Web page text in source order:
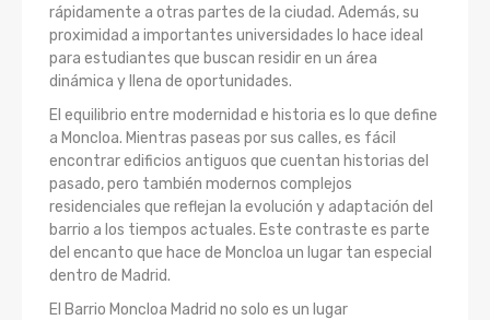
rápidamente a otras partes de la ciudad. Además, su
proximidad a importantes universidades lo hace ideal
para estudiantes que buscan residir en un área
dinámica y llena de oportunidades.
El equilibrio entre modernidad e historia es lo que define
a Moncloa. Mientras paseas por sus calles, es fácil
encontrar edificios antiguos que cuentan historias del
pasado, pero también modernos complejos
residenciales que reflejan la evolución y adaptación del
barrio a los tiempos actuales. Este contraste es parte
del encanto que hace de Moncloa un lugar tan especial
dentro de Madrid.
El Barrio Moncloa Madrid no solo es un lugar